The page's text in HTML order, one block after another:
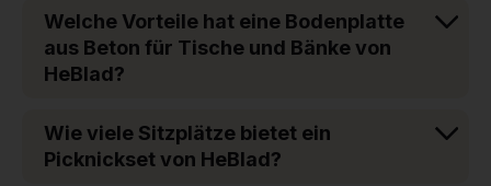
Welche Vorteile hat eine Bodenplatte
aus Beton für Tische und Bänke von
HeBlad?
Wie viele Sitzplätze bietet ein
Picknickset von HeBlad?